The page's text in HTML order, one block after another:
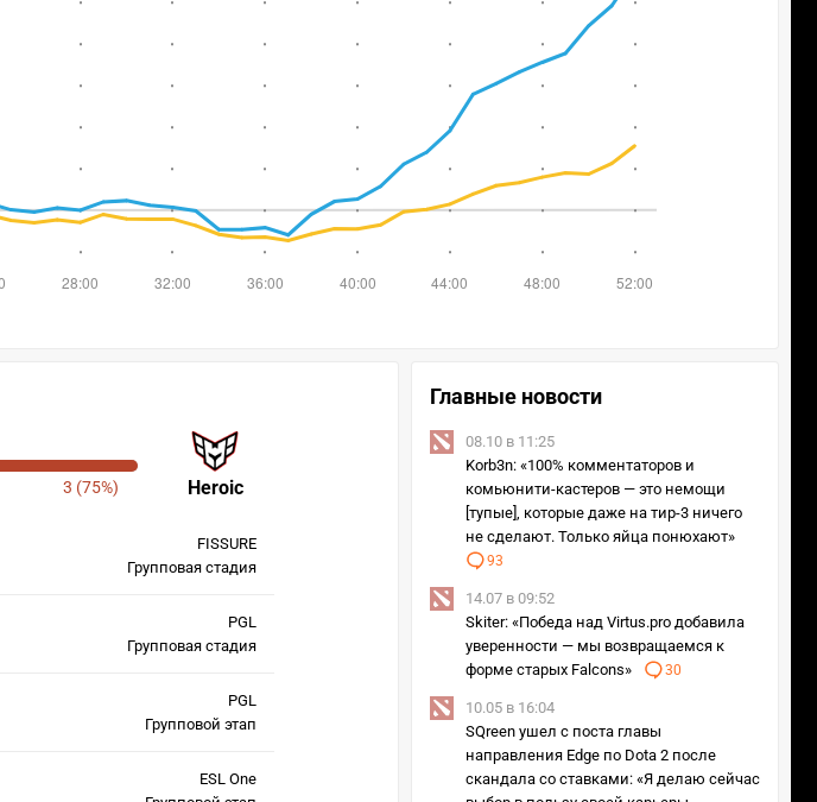
Heroic
3 (75%)
FISSURE
Групповая стадия
PGL
Групповая стадия
PGL
Групповой этап
ESL One
Главные новости
08.10 в 11:25
Korb3n: «100% комментаторов и
комьюнити-кастеров — это немощи
[тупые], которые даже на тир-3 ничего
не сделают. Только яйца понюхают»
93
14.07 в 09:52
Skiter: «Победа над Virtus.pro добавила
уверенности — мы возвращаемся к
форме старых Falcons»
30
10.05 в 16:04
SQreen ушел с поста главы
направления Edge по Dota 2 после
скандала со ставками: «Я делаю сейчас